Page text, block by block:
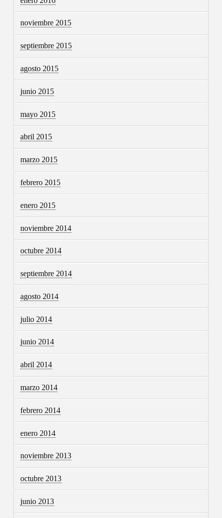
noviembre 2015
septiembre 2015
agosto 2015
junio 2015
mayo 2015
abril 2015
marzo 2015
febrero 2015
enero 2015
noviembre 2014
octubre 2014
septiembre 2014
agosto 2014
julio 2014
junio 2014
abril 2014
marzo 2014
febrero 2014
enero 2014
noviembre 2013
octubre 2013
junio 2013